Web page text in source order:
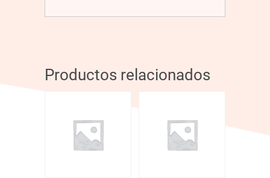
Productos relacionados